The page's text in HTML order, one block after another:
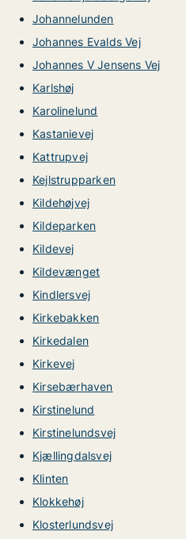
Johannelunden
Johannes Evalds Vej
Johannes V Jensens Vej
Karlshøj
Karolinelund
Kastanievej
Kattrupvej
Kejlstrupparken
Kildehøjvej
Kildeparken
Kildevej
Kildevænget
Kindlersvej
Kirkebakken
Kirkedalen
Kirkevej
Kirsebærhaven
Kirstinelund
Kirstinelundsvej
Kjællingdalsvej
Klinten
Klokkehøj
Klosterlundsvej